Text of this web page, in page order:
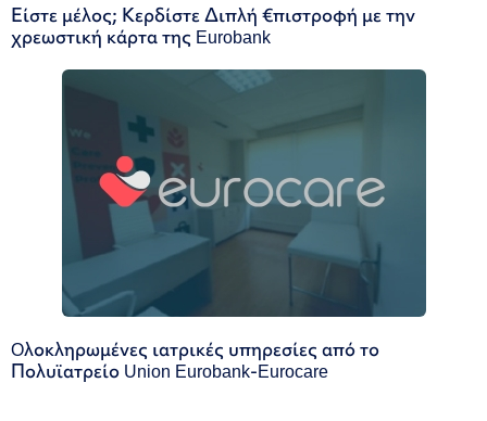
Είστε μέλος; Κερδίστε Διπλή €πιστροφή με την
χρεωστική κάρτα της Eurobank
Oλοκληρωμένες ιατρικές υπηρεσίες από το
Πολυϊατρείο Union Eurobank-Eurocare